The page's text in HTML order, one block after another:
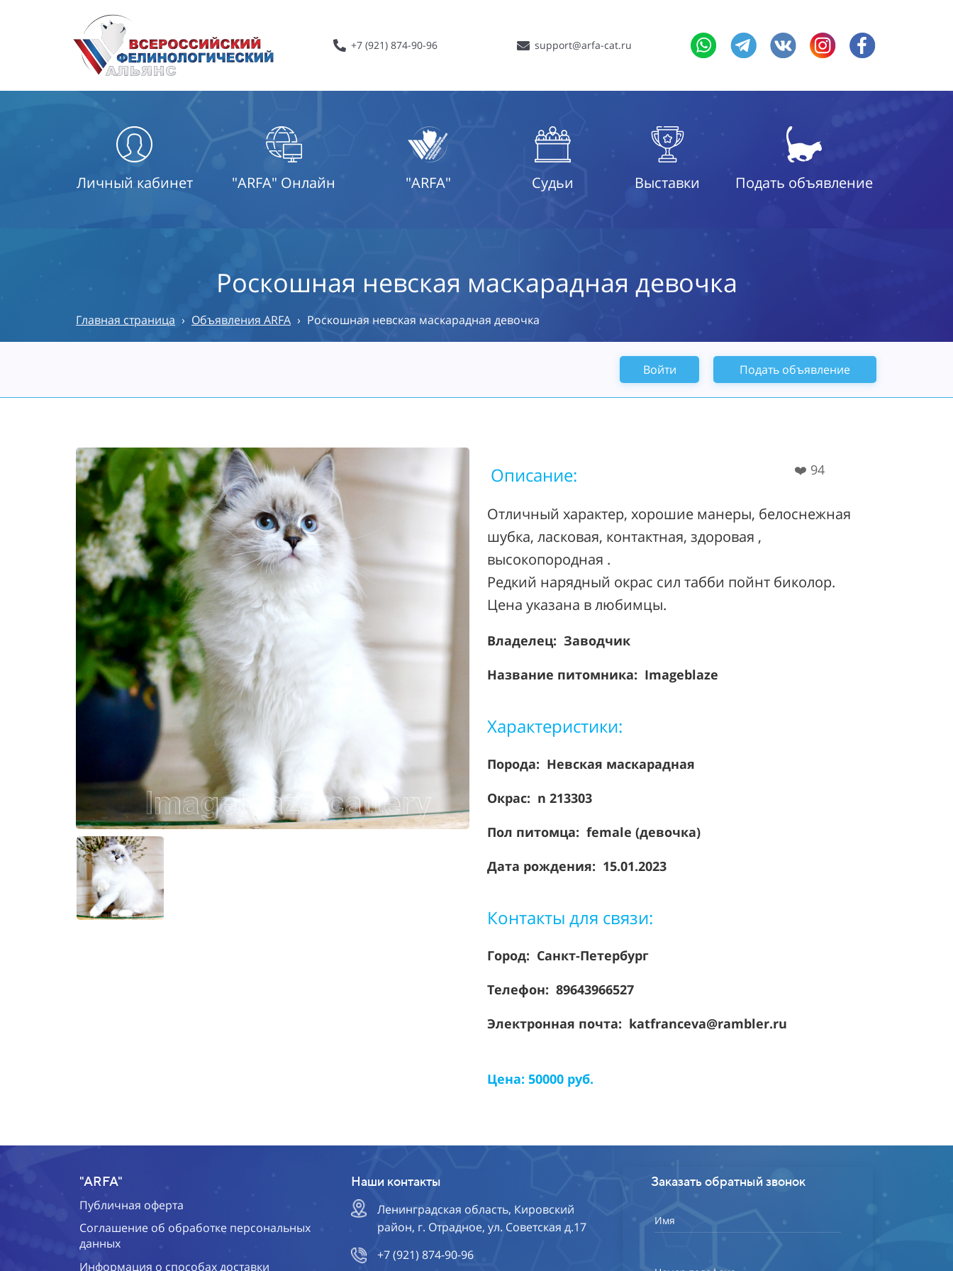
+7 (921) 874-90-96 support@arfa-cat.ru
Личный кабинет "ARFA" Онлайн "ARFA" Судьи Выставки Подать объявление
Роскошная невская маскарадная девочка
Главная страница › Объявления ARFA › Роскошная невская маскарадная девочка
Войти Подать объявление
Описание: ❤️ 94
Отличный характер, хорошие манеры, белоснежная
шубка, ласковая, контактная, здоровая ,
высокопородная .
Редкий нарядный окрас сил табби пойнт биколор.
Цена указана в любимцы.
Владелец: Заводчик
Название питомника: Imageblaze
Характеристики:
Порода: Невская маскарадная
Окрас: n 213303
Пол питомца: female (девочка)
Дата рождения: 15.01.2023
Контакты для связи:
Город: Санкт-Петербург
Телефон: 89643966527
Электронная почта: katfranceva@rambler.ru
Цена: 50000 руб.
"ARFA"
Публичная оферта
Соглашение об обработке персональных
данных
Информация о способах доставки
Наши контакты
Ленинградская область, Кировский
район, г. Отрадное, ул. Советская д.17
+7 (921) 874-90-96
Заказать обратный звонок
Имя